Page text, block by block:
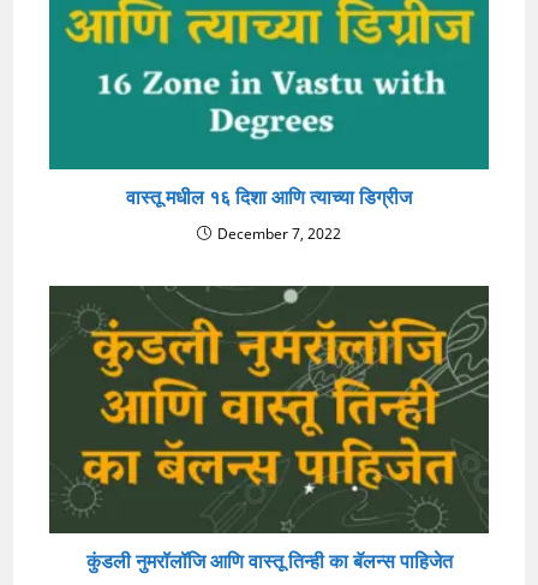
वास्तू मधील १६ दिशा आणि त्याच्या डिग्रीज
December 7, 2022
कुंडली नुमरॉलॉजि आणि वास्तू तिन्ही का बॅलन्स पाहिजेत